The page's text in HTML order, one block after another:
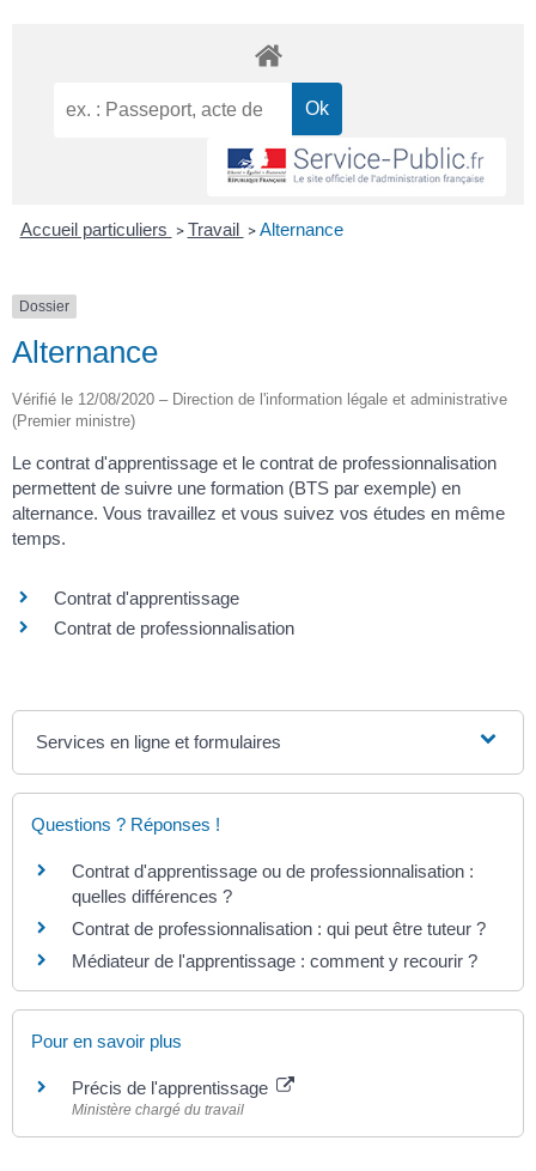
Accueil particuliers > Travail > Alternance
Dossier
Alternance
Vérifié le 12/08/2020 – Direction de l'information légale et administrative
(Premier ministre)
Le contrat d'apprentissage et le contrat de professionnalisation
permettent de suivre une formation (BTS par exemple) en
alternance. Vous travaillez et vous suivez vos études en même
temps.
Contrat d'apprentissage
Contrat de professionnalisation
Services en ligne et formulaires
Questions ? Réponses !
Contrat d'apprentissage ou de professionnalisation :
quelles différences ?
Contrat de professionnalisation : qui peut être tuteur ?
Médiateur de l'apprentissage : comment y recourir ?
Pour en savoir plus
Précis de l'apprentissage
Ministère chargé du travail